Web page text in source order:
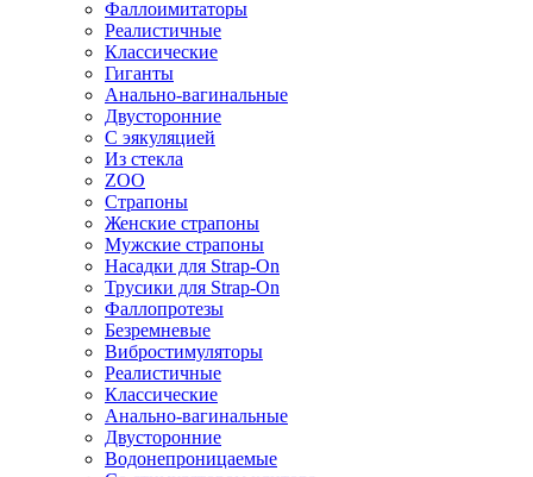
Фаллоимитаторы
Реалистичные
Классические
Гиганты
Анально-вагинальные
Двусторонние
С эякуляцией
Из стекла
ZOO
Страпоны
Женские страпоны
Мужские страпоны
Насадки для Strap-On
Трусики для Strap-On
Фаллопротезы
Безремневые
Вибростимуляторы
Реалистичные
Классические
Анально-вагинальные
Двусторонние
Водонепроницаемые